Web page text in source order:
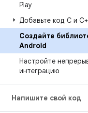
Play
Добавьте код C и
Создайте
Android
Настройте
интеграцию
Напишите свой код